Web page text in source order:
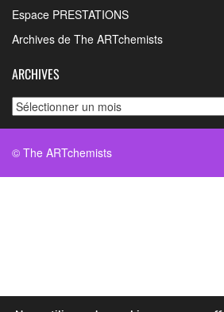
Espace PRESTATIONS
Archives de The ARTchemists
ARCHIVES
Archives
© The ARTchemists